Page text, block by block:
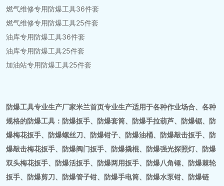
燃气维修专用防爆工具36件套
燃气维修专用防爆工具25件套
油库专用防爆工具36件套
油库专用防爆工具25件套
加油站专用防爆工具25件套
防爆工具专业生产厂家米兰首页专业生产适用于各种作业场合、各种
规格的防爆工具：防爆扳手、防爆套筒、防爆手拉葫芦、防爆锯、防
爆梅花扳手、防爆螺丝刀、防爆钳子、防爆油桶、防爆敲击扳手、防
爆敲击梅花扳手、防爆阀门扳手、防爆撬棍、防爆强光探照灯、防爆
双头梅花扳手、防爆活扳手、防爆两用扳手、防爆八角锤、防爆棘轮
扳手、防爆剪刀、防爆管子钳、防爆手电筒、防爆水泵钳、防爆链